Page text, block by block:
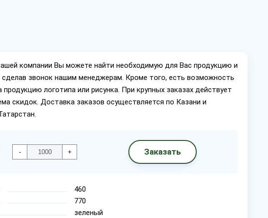
компании Вы можете найти необходимую для Вас продукцию и
сделав звонок нашим менеджерам. Кроме того, есть возможность
продукцию логотипа или рисунка. При крупных заказах действует
скидок. Доставка заказов осуществляется по Казани и
- + Заказать
460
770
зеленый